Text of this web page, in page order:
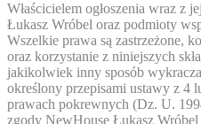
Właścicielem ogłoszenia wraz z
Łukasz Wróbel oraz podmioty
Wszelkie prawa są zastrzeżone,
oraz korzystanie z niniejszych
jakikolwiek inny sposób
określony przepisami ustawy z 4
prawach pokrewnych (Dz. U.
zgody NewHouse Łukasz